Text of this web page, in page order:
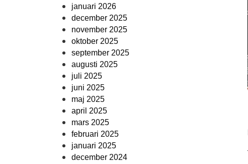
januari 2026
december 2025
november 2025
oktober 2025
september 2025
augusti 2025
juli 2025
juni 2025
maj 2025
april 2025
mars 2025
februari 2025
januari 2025
december 2024